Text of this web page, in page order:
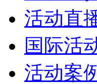
活动直
国际活
活动案